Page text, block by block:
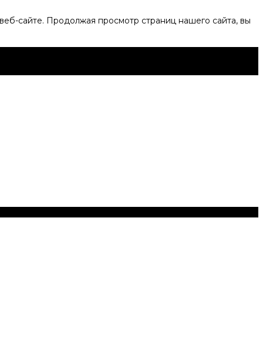
сайте. Продолжая просмотр страниц нашего сайта, вы